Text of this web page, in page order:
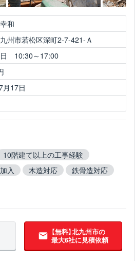
和
州市若松区深町2-7-421-Ａ
日 10:30～17:00
月17日
10階建て以上の工事経験
入 木造対応
鉄骨造対応
【無料】北九州市の
最大6社に見積依頼